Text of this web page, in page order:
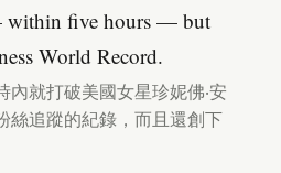
five hours — but
World Record.
內就打破美國女星珍妮佛‧安
絲追蹤的紀錄，而且還創下